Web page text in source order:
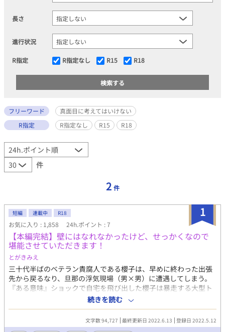
長さ
進行状況
R指定 R指定なし R15 R18
フリーワード
真面目に考えてはいけない
R指定
R指定なし R15 R18
件
2 件
1
短編 連載中 R18
お気に入り : 1,858 24h.ポイント : 7
【本編完結】壁にはなれなかったけど、せっかくなので
堪能させていただきます！
とがきみえ
三十代半ばのベテラン貴腐人である櫻子は、早めに終わった出張
先から戻るなり、旦那の浮気現場（男×男）に遭遇してしまう。
『ある意味』ショックで自宅を飛び出した櫻子は暴走する大型ト
ラックに撥ねられ、気づいたら赤ん坊に転生していた。 神様、腐
神様、ありがとうございます。 壁に生まれ変わることはできませ
んでしたが、私の生まれ変わったこの世界、はっきり言って最&高
です。 ※本編完結しました。 ※不定期更新です
続きを読む
文字数 94,727 最終更新日 2022.6.13 登録日 2022.5.12